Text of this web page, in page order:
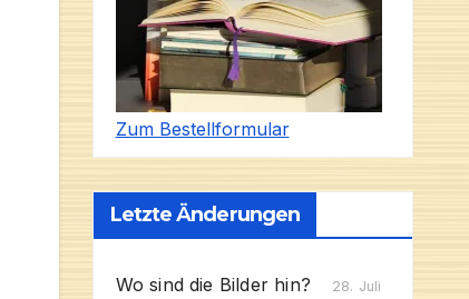
Zum Bestellformular
Letzte Änderungen
Wo sind die Bilder hin?
28. Juli